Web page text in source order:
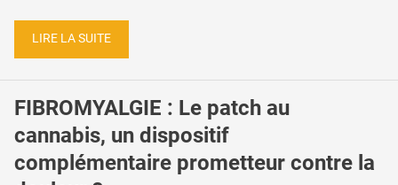
LIRE LA SUITE
FIBROMYALGIE : Le patch au
cannabis, un dispositif
complémentaire prometteur contre la